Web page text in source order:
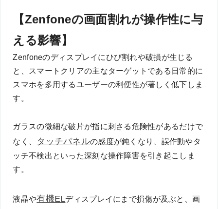
【Zenfoneの画面割れが操作性に与
える影響】
Zenfoneのディスプレイにひび割れや破損が生じる
と、スマートクリアの主なターゲットである日常的に
スマホを多用するユーザーの利便性が著しく低下しま
す。
ガラスの微細な破片が指に刺さる危険性があるだけで
なく、
タッチパネルの感度が鈍くなり、誤作動やタ
ッチ不検出といった深刻な操作障害を引き起こしま
す。
液晶や有機ELディスプレイにまで損傷が及ぶと、画